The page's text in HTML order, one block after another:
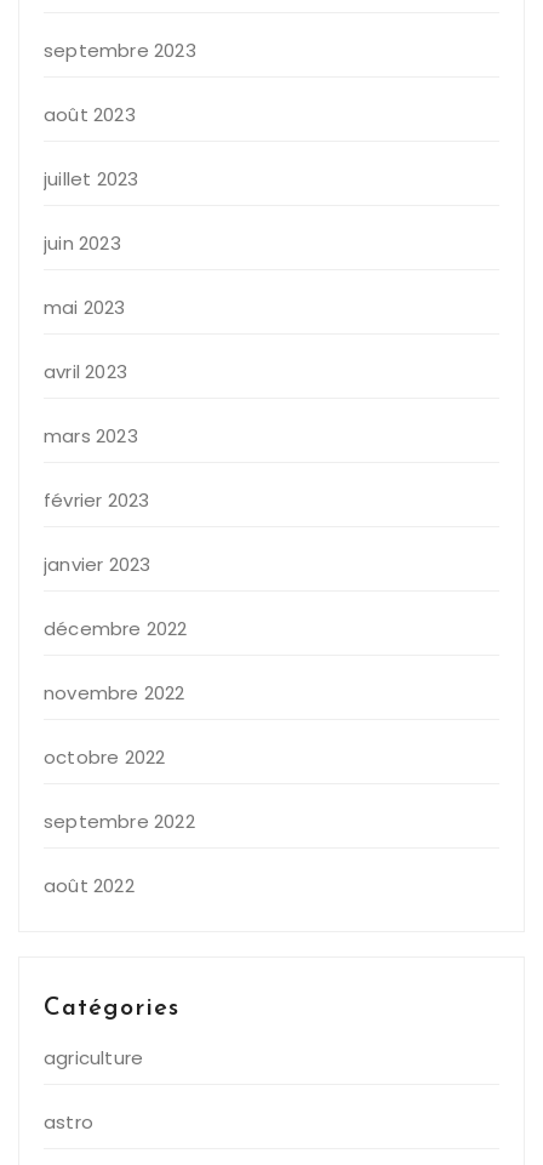
septembre 2023
août 2023
juillet 2023
juin 2023
mai 2023
avril 2023
mars 2023
février 2023
janvier 2023
décembre 2022
novembre 2022
octobre 2022
septembre 2022
août 2022
Catégories
agriculture
astro